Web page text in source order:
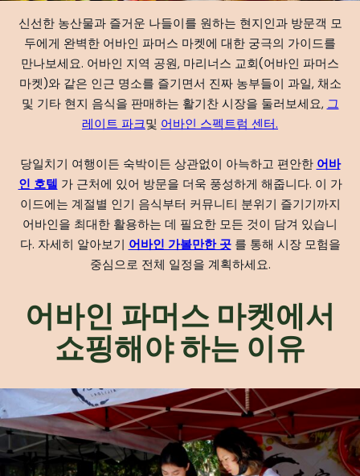
신선한 농산물과 즐거운 나들이를 원하는 현지인과 방문객 모
두에게 완벽한 어바인 파머스 마켓에 대한 궁극의 가이드를
만나보세요. 어바인 지역 공원, 마리너스 교회(어바인 파머스
마켓)와 같은 인근 명소를 즐기면서 진짜 농부들이 과일, 채소
및 기타 현지 음식을 판매하는 활기찬 시장을 둘러보세요, 그
레이트 파크및 어바인 스펙트럼 센터.
당일치기 여행이든 숙박이든 상관없이 아늑하고 편안한 어바
인 호텔 가 근처에 있어 방문을 더욱 풍성하게 해줍니다. 이 가
이드에는 계절별 인기 음식부터 커뮤니티 분위기 즐기기까지
어바인을 최대한 활용하는 데 필요한 모든 것이 담겨 있습니
다. 자세히 알아보기 어바인 가볼만한 곳를 통해 시장 모험을
중심으로 전체 일정을 계획하세요.
어바인 파머스 마켓에서
쇼핑해야 하는 이유